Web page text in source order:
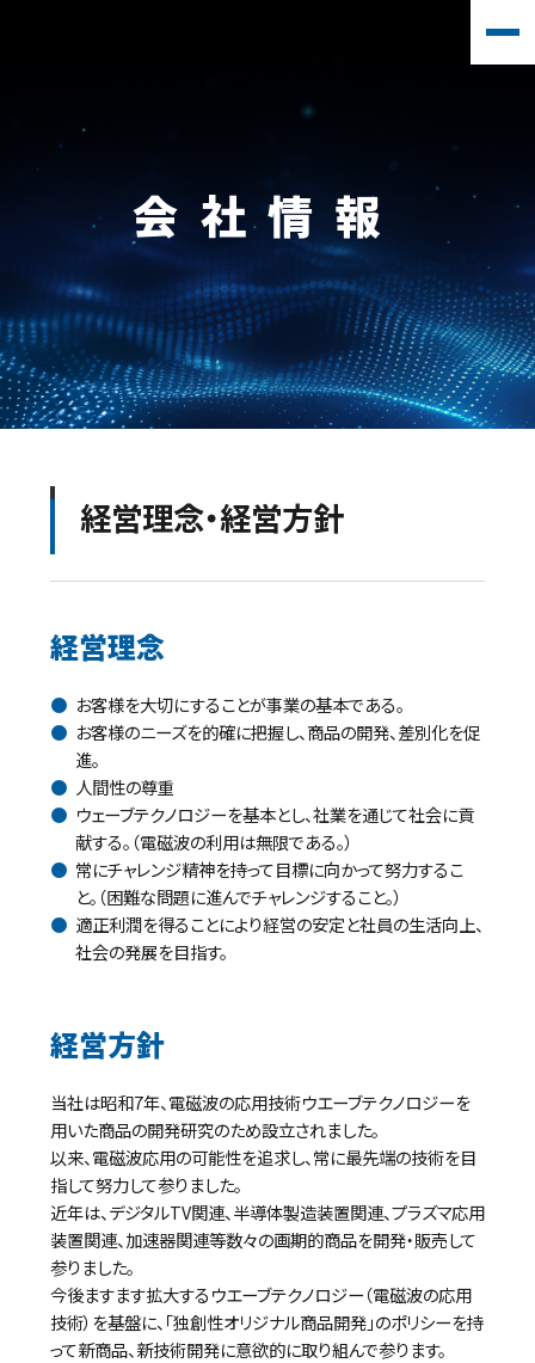
会社情報
経営理念・経営方針
経営理念
お客様を大切にすることが事業の基本である。
お客様のニーズを的確に把握し、商品の開発、差別化を促
進。
人間性の尊重
ウェーブテクノロジーを基本とし、社業を通じて社会に貢
献する。 （電磁波の利用は無限である。）
常にチャレンジ精神を持って目標に向かって努力するこ
と。 （困難な問題に進んでチャレンジすること。）
適正利潤を得ることにより経営の安定と社員の生活向上、
社会の発展を目指す。
経営方針
当社は昭和7年、電磁波の応用技術ウエーブテクノロジーを
用いた商品の開発研究のため設立されました。
以来、電磁波応用の可能性を追求し、常に最先端の技術を目
指して努力して参りました。
近年は、デジタルTV関連、半導体製造装置関連、プラズマ応用
装置関連、加速器関連等数々の画期的商品を開発・販売して
参りました。
今後ますます拡大するウエーブテクノロジー（電磁波の応用
技術）を基盤に、「独創性オリジナル商品開発」のポリシーを持
って新商品、新技術開発に意欲的に取り組んで参ります。